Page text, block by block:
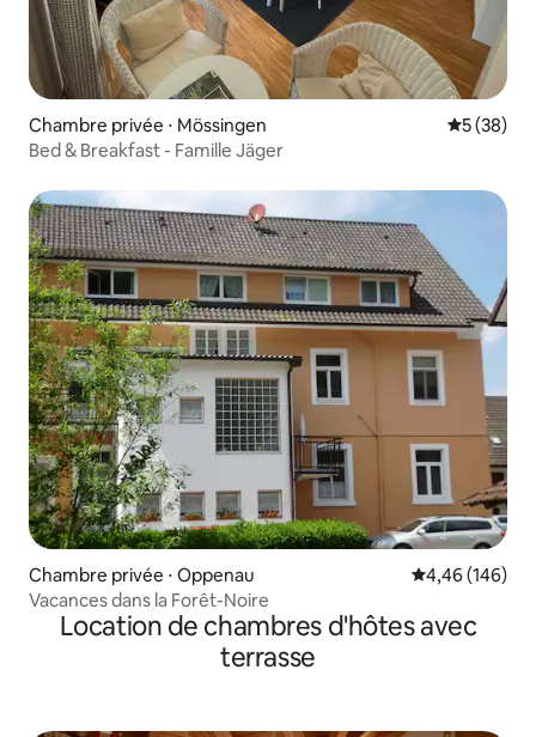
Chambre privée ⋅ Mössingen
5 (38)
Bed & Breakfast - Famille Jäger
Chambre privée ⋅ Oppenau Évaluation
4,46 (146)
Vacances dans la Forêt-Noire
Location de chambres d'hôtes avec
terrasse